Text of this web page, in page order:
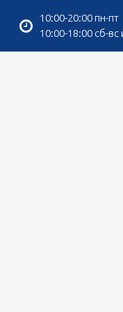
10:00-20:00 пн-пт
10:00-18:00 сб-